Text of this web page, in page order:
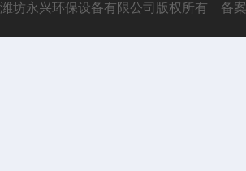
坊永兴环保设备有限公司版权所有 备